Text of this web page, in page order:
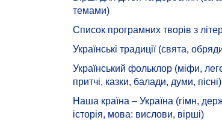
темами)
Список програмних творів з
Українські традиції (свята,
Український фольклор (міфи,
притчі, казки, балади, думи, пісні)
Наша країна – Україна (гімн,
історія, мова: вислови, вірші)